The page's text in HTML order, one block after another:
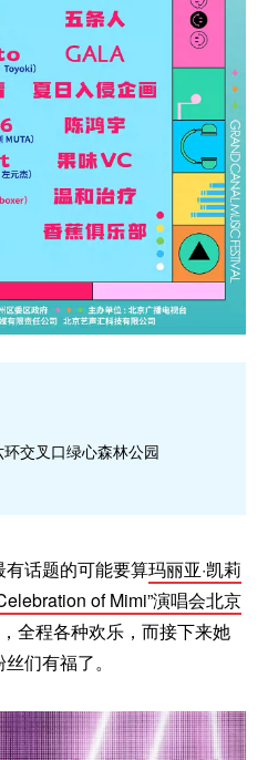
交叉口绿心森林公园
话题的可能要算玛丽亚·凯莉
of Mimi”演唱会北京
全程各种欢乐，而接下来她
们有福了。